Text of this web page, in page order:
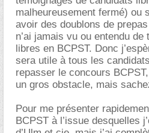
malheureusement fermé) ou
avoir des doublons de
n’ai jamais vu ou entendu
libres en BCPST. Donc
sera utile à tous les
repasser le concours
un gros obstacle, mais
Pour me présenter
BCPST à l’issue desquelles